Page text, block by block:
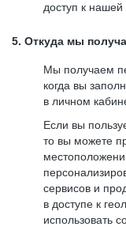
доступ к
5. Откуда мы
Мы получаем
когда вы
в личном
Если вы
то вы можете
сервисов и
в доступе к
использовать